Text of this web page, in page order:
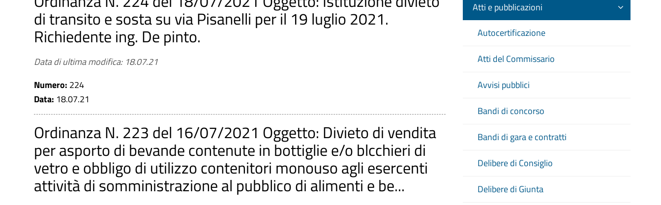
Titolo
Numero
Tipologia
Ordinanza sindacale
Ordinanza dirigenziale
Decreto sindacale
Decreto dirigenziale
di transito e sosta su via Pisanelli per il 19 luglio 2021.
Richiedente ing. De pinto.
Data di ultima modifica: 18.07.21
Numero: 224
Data: 18.07.21
Ordinanza N. 223 del 16/07/2021 Oggetto: Divieto di vendita
per asporto di bevande contenute in bottiglie e/o blcchieri di
vetro e obbligo di utilizzo contenitori monouso agli esercenti
attività di somministrazione al pubblico di alimenti e be...
Atti e pubblicazioni
Autocertificazione
Atti del Commissario
Avvisi pubblici
Bandi di concorso
Bandi di gara e contratti
Delibere di Consiglio
Delibere di Giunta